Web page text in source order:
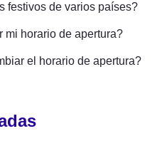
festivos de varios países?
mi horario de apertura?
el horario de apertura?